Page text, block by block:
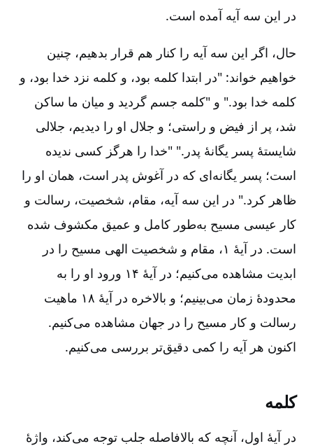
در این سه آیه آمده است‌.
حال‌، اگر این سه آیه را کنار هم قرار بدهیم‌، چنین
خواهیم خواند‌‌: "در ابتدا کلمه بود، و کلمه نزد خدا بود، و
کلمه خدا بود." و "کلمه جسم گردید و میان ما ساکن
شد، پر از فیض و راستی‌؛ و جلال او را دیدیم‌، جلالی
شایستۀ پسر یگانۀ پدر." "خدا را هرگز کسی ندیده
است‌؛ پسر یگانه‌ای که در آغوش پدر است‌، همان او را
ظاهر کرد." در این سه آیه‌، مقام‌، شخصیت‌، رسالت و
کار عیسی مسیح به‌طور کامل و عمیق مکشوف شده
است‌. در آیۀ ۱، مقام و شخصیت الهی مسیح را در
ابدیت مشاهده می‌کنیم‌؛ در آیۀ ۱۴ ورود او را به
محدودۀ زمان می‌بینیم‌؛ و بالاخره در آیۀ ۱۸ ماهیت
رسالت و کار مسیح را در جهان مشاهده می‌کنیم‌.
اکنون هر آیه را کمی دقیق‌تر بررسی می‌کنیم‌.
کلمه‌
در آیۀ اول‌، آنچه که بالافاصله جلب توجه می‌کند، واژۀ